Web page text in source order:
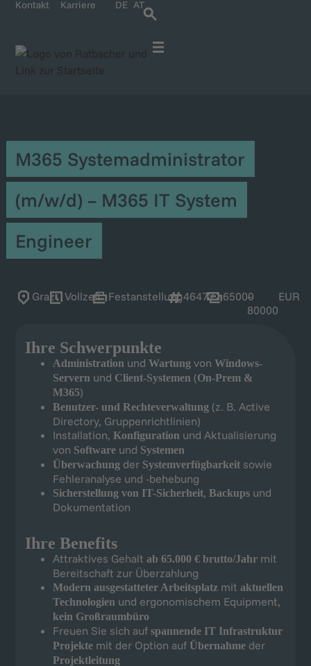
Kontakt Karriere DE AT
M365 Systemadministrator
(m/w/d) – M365 IT System
Engineer
Graz Vollzeit Festanstellung46477 65000
–
80000
EUR
Ihre Schwerpunkte
Administration und Wartung von Windows-
Servernund Client-Systemen(On-Prem &
M365)
Benutzer- und Rechteverwaltung(z. B. Active
Directory, Gruppenrichtlinien)
Installation, Konfigurationund Aktualisierung
von Software und Systemen
Überwachungder Systemverfügbarkeitsowie
Fehleranalyse und -behebung
Sicherstellung von IT-Sicherheit, Backupsund
Dokumentation
Ihre Benefits
Attraktives Gehalt ab 65.000 € brutto/Jahr mit
Bereitschaft zur Überzahlung
Modern ausgestatteter Arbeitsplatzmit aktuellen
Technologienund ergonomischem Equipment,
kein Großraumbüro
Freuen Sie sich auf spannende IT Infrastruktur
Projekte mit der Option auf Übernahmeder
Projektleitung